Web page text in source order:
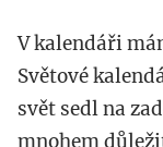
V kalendáři
Světové
svět sedl na
mnohem